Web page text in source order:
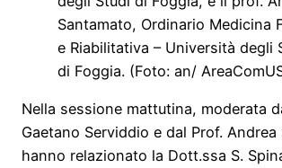
Santamato, Ordinario Medicina
e Riabilitativa – Università degli
di Foggia. (Foto: an/
Nella sessione mattutina, moderata
Gaetano Serviddio e dal Prof. Andrea
hanno relazionato la Dott.ssa S.